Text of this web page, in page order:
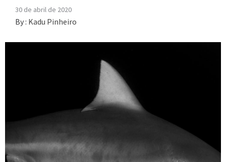
30 de abril de 2020
By : Kadu Pinheiro